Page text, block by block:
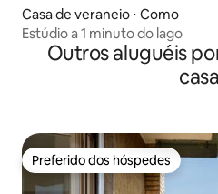
Casa de veraneio ⋅ Como
Estúdio a 1 minuto do lago
Outros aluguéis
Preferido dos hóspedes
Preferido dos hóspedes